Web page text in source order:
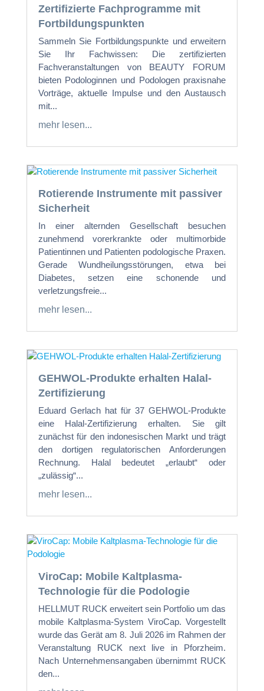
Zertifizierte Fachprogramme mit
Fortbildungspunkten
Sammeln Sie Fortbildungspunkte und erweitern
Sie Ihr Fachwissen: Die zertifizierten
Fachveranstaltungen von BEAUTY FORUM
bieten Podologinnen und Podologen praxisnahe
Vorträge, aktuelle Impulse und den Austausch
mit...
mehr lesen...
Rotierende Instrumente mit passiver
Sicherheit
In einer alternden Gesellschaft besuchen
zunehmend vorerkrankte oder multimorbide
Patientinnen und Patienten podologische Praxen.
Gerade Wundheilungsstörungen, etwa bei
Diabetes, setzen eine schonende und
verletzungsfreie...
mehr lesen...
GEHWOL-Produkte erhalten Halal-
Zertifizierung
Eduard Gerlach hat für 37 GEHWOL-Produkte
eine Halal-Zertifizierung erhalten. Sie gilt
zunächst für den indonesischen Markt und trägt
den dortigen regulatorischen Anforderungen
Rechnung. Halal bedeutet „erlaubt“ oder
„zulässig“...
mehr lesen...
ViroCap: Mobile Kaltplasma-
Technologie für die Podologie
HELLMUT RUCK erweitert sein Portfolio um das
mobile Kaltplasma-System ViroCap. Vorgestellt
wurde das Gerät am 8. Juli 2026 im Rahmen der
Veranstaltung RUCK next live in Pforzheim.
Nach Unternehmensangaben übernimmt RUCK
den...